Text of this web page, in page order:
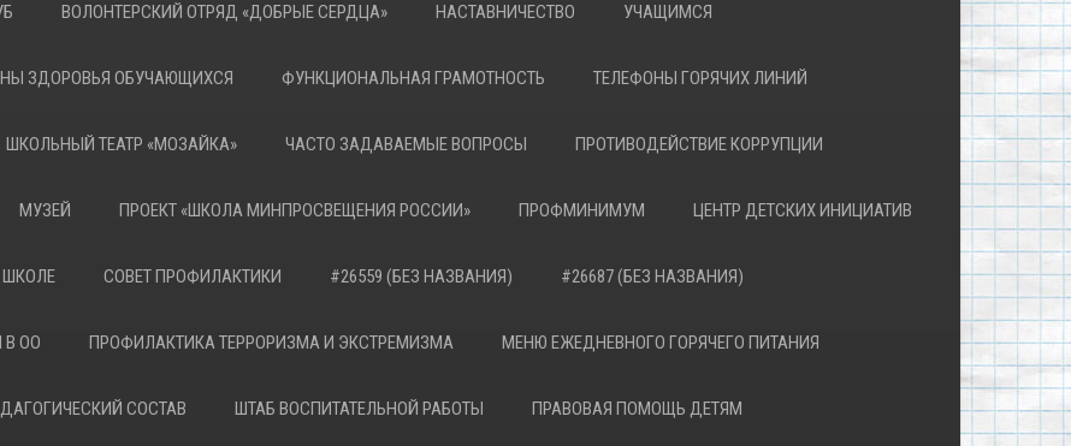
ВОЛОНТЕРСКИЙ ОТРЯД «ДОБРЫЕ СЕРДЦА» НАСТАВНИЧЕСТВО УЧАЩИМСЯ
ЗДОРОВЬЯ ОБУЧАЮЩИХСЯ ФУНКЦИОНАЛЬНАЯ ГРАМОТНОСТЬ ТЕЛЕФОНЫ ГОРЯЧИХ ЛИНИЙ
ШКОЛЬНЫЙ ТЕАТР «МОЗАЙКА» ЧАСТО ЗАДАВАЕМЫЕ ВОПРОСЫ ПРОТИВОДЕЙСТВИЕ КОРРУПЦИИ
МУЗЕЙ ПРОЕКТ «ШКОЛА МИНПРОСВЕЩЕНИЯ РОССИИ» ПРОФМИНИМУМ ЦЕНТР ДЕТСКИХ ИНИЦИАТИВ
СОВЕТ ПРОФИЛАКТИКИ #26559 (БЕЗ НАЗВАНИЯ) #26687 (БЕЗ НАЗВАНИЯ)
В ОО ПРОФИЛАКТИКА ТЕРРОРИЗМА И ЭКСТРЕМИЗМА МЕНЮ ЕЖЕДНЕВНОГО ГОРЯЧЕГО ПИТАНИЯ
СОСТАВ ШТАБ ВОСПИТАТЕЛЬНОЙ РАБОТЫ ПРАВОВАЯ ПОМОЩЬ ДЕТЯМ